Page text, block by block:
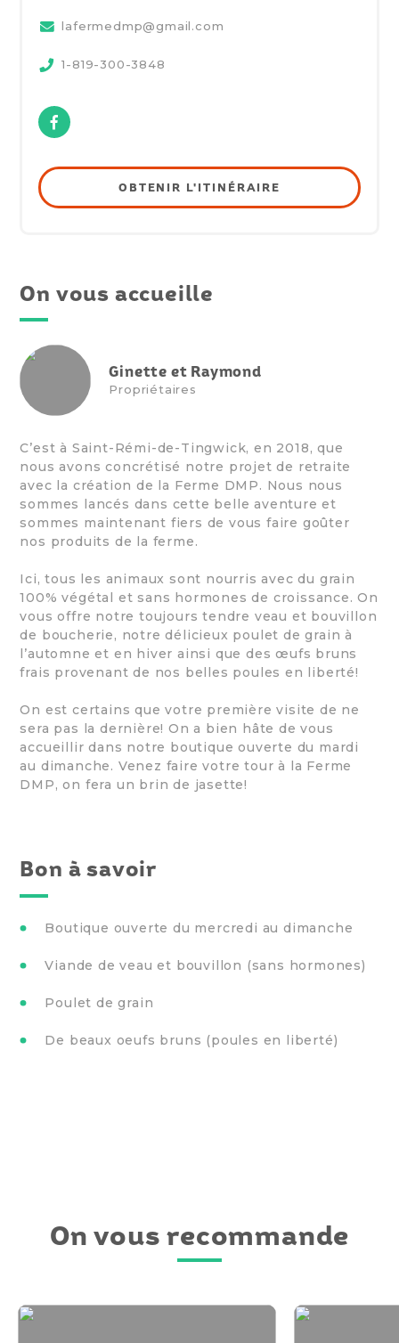
lafermedmp@gmail.com
1-819-300-3848
Facebook
OBTENIR L'ITINÉRAIRE
On vous accueille
Ginette et Raymond
Propriétaires
C’est à Saint-Rémi-de-Tingwick, en 2018, que
nous avons concrétisé notre projet de retraite
avec la création de la Ferme DMP. Nous nous
sommes lancés dans cette belle aventure et
sommes maintenant fiers de vous faire goûter
nos produits de la ferme.
Ici, tous les animaux sont nourris avec du grain
100% végétal et sans hormones de croissance. On
vous offre notre toujours tendre veau et bouvillon
de boucherie, notre délicieux poulet de grain à
l’automne et en hiver ainsi que des œufs bruns
frais provenant de nos belles poules en liberté!
On est certains que votre première visite de ne
sera pas la dernière! On a bien hâte de vous
accueillir dans notre boutique ouverte du mardi
au dimanche. Venez faire votre tour à la Ferme
DMP, on fera un brin de jasette!
Bon à savoir
Boutique ouverte du mercredi au dimanche
Viande de veau et bouvillon (sans hormones)
Poulet de grain
De beaux oeufs bruns (poules en liberté)
On vous recommande